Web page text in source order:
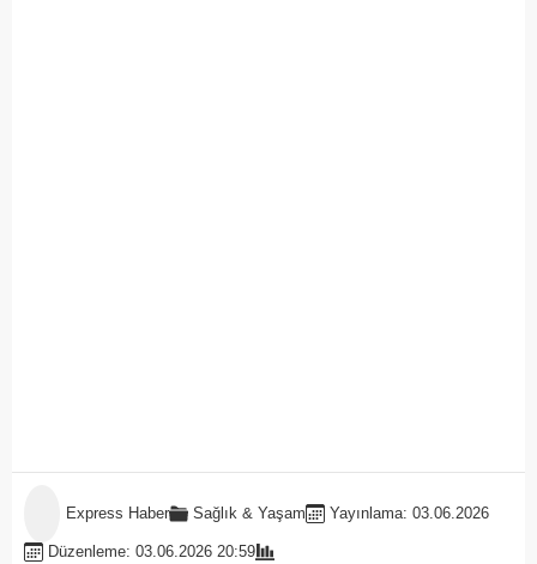
Express Haber Sağlık & Yaşam Yayınlama: 03.06.2026
Düzenleme: 03.06.2026 20:59